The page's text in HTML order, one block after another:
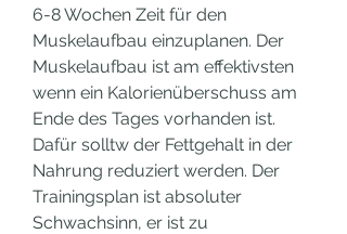
6-8 Wochen Zeit für den
Muskelaufbau einzuplanen. Der
Muskelaufbau ist am effektivsten
wenn ein Kalorienüberschuss am
Ende des Tages vorhanden ist.
Dafür solltw der Fettgehalt in der
Nahrung reduziert werden. Der
Trainingsplan ist absoluter
Schwachsinn, er ist zu